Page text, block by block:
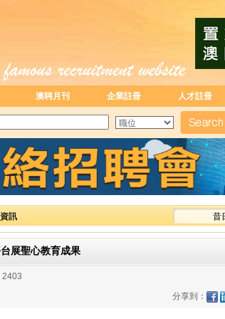
澳聘月刊 企業註冊 人才註冊
訊 昔
展聖心教育成果
2403
分享到：